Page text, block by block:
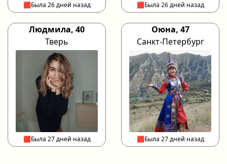
🟥Была 26 дней назад 🟥Была 26 дней назад
Людмила, 40
Тверь
🟥Была 27 дней назад
Оюна, 47
Санкт-Петербург
🟥Была 27 дней назад